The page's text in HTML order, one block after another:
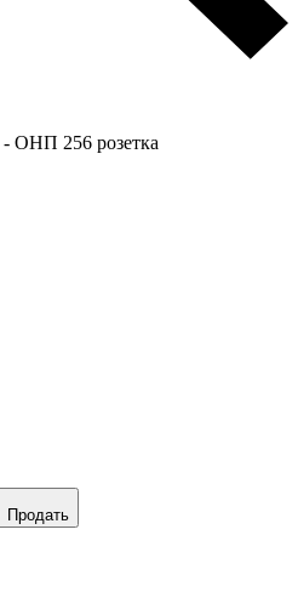
- ОНП 256 розетка
Продать